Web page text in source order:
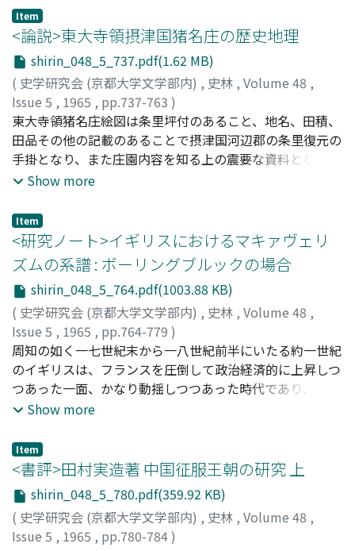
面を持っている。しかし、比較の指標を現実問題に置いて
思想の差異点を探って見るならば、別の見方が可能であ
る。同じく労働者保護を指向しながらも、サン・シモンと
オウエンとの差異は大きい。ユートピアの構図が瓜二つで
あるにも拘らずフーリエとオウエンとは違う。他方、同国
人のサン・ジモンとフーリエとは、現実認識と処方箋の類
似点を持っている。サン・シモン、フーリエとオウエンと
の思想が、それぞれ英仏悔峡をはさんだ別の国の運命を背
負っている事、加えて三人の思想が、それぞれ元買族 (サ
ン・シモン)、商店員 (フーリエ) と工場経営者 (オウエン)
各国比較の上に立つフランス社会主義研究に資する所があ
れば幸いである。
Item
<論説>東大寺領摂津国猪名庄の歴史地理
shirin_048_5_737.pdf(1.62 MB)
( 史学研究会 (京都大学文学部内) , 史林 , Volume 48 ,
Issue 5 , 1965 , pp.737-763 )
渡辺, 久雄;Watanabe, Hisao;ワタナベ, ヒサオ
東大寺領猪名庄絵図は条里坪付のあること、地名、田積、
田品その他の記載のあることで摂津国河辺郡の条里復元の
手掛となり、また庄園内容を知る上の震要な資料となるべ
きものであるにもかかわらず従来必ずしもじゅう分な利用
りの多いこと、従って僑用度に問題があったことにある
が、河辺郡 (主として尼崎市域) 自体についての研究不足
もなかったとはいえない。小論は、こうした問題点をいく
らかでも解決する目的から (一) 摂津国河辺郡の自然環境
を堀りさげて追求し、 (二) 猪名庄の立地点を歴史地理学
の立場で検討し、また (三)猪名庄絵図については記載内容
を逐一検討を加えて信用できる程度のものに復元した上
で、 (四)ミヤケより庄園への発展過程を解釈した。 その
結果、班田地の外側の海岸低湿地に、輸中型の開発を進め
てきたミヤケの施入を受けた東大寺は、更にその方法を進
展させるとともに提防の囲い込みによって砂州と江への進
ことが明らかとなった。もちろん当該絵図は中世の作であ
り、寺側に有利に描かれている。
Show more
Item
<研究ノート>イギリスにおけるマキァヴェリ
ズムの系譜 : ボーリングブルックの場合
shirin_048_5_764.pdf(1003.88 KB)
( 史学研究会 (京都大学文学部内) , 史林 , Volume 48 ,
Issue 5 , 1965 , pp.764-779 )
柴山, 英一; Shibayama, Eiichi;シバヤマ, エイイチ
周知の如く一七世紀末から一八世紀前半にいたる約一世紀
のイギリスは、フランスを圧倒して政治経済的に上昇しつ
つあった一面、かなり動揺しつつあった時代であり、緊張
した点で恰もメデイチ家のロレンツオ時代を連想させる観
ブルックの政治論なり政治的行動は節操あるが如く無きが
如くで、そのレアリズムに徹した点は正にマキァヴェリと
軌を一にする趣きがあるやに思われる。本稿においては彼
が単にマキァヴェリの弟子たる立場のみでなく時として必
ずしもマキァヴェリに追随せず、認識と実践に立脚して一
種哲学考的風格を持し、むしろ独自の立場をとった便宜的
Show more
Item
<書評>田村実造著 中国征服王朝の研究 上
shirin_048_5_780.pdf(359.92 KB)
( 史学研究会 (京都大学文学部内) , 史林 , Volume 48 ,
Issue 5 , 1965 , pp.780-784)